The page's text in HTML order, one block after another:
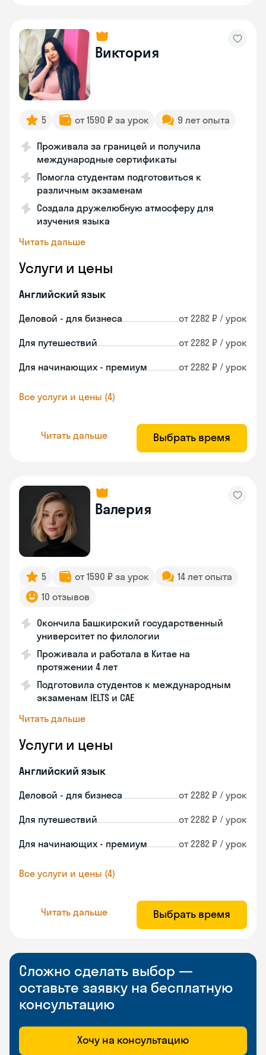
Виктория
5 от 1590 ₽ за урок 9 лет опыта
Проживала за границей и получила
международные сертификаты
Помогла студентам подготовиться к
различным экзаменам
Создала дружелюбную атмосферу для
изучения языка
Читать дальше
Услуги и цены
Английский язык
Деловой - для бизнеса от 2282 ₽ / урок
Для путешествий от 2282 ₽ / урок
Для начинающих - премиум от 2282 ₽ / урок
Все услуги и цены (4)
Читать дальше Выбрать время
Валерия
5 от 1590 ₽ за урок
14 лет опыта
10 отзывов
Окончила Башкирский государственный
университет по филологии
Проживала и работала в Китае на
протяжении 4 лет
Подготовила студентов к международным
экзаменам IELTS и CAE
Читать дальше
Услуги и цены
Английский язык
Деловой - для бизнеса от 2282 ₽ / урок
Для путешествий от 2282 ₽ / урок
Для начинающих - премиум от 2282 ₽ / урок
Все услуги и цены (4)
Читать дальше Выбрать время
Сложно сделать выбор —
оставьте заявку на бесплатную
консультацию
Хочу на консультацию